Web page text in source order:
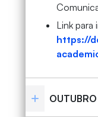
Link para
https://